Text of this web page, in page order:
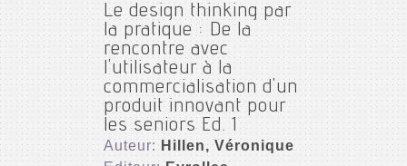
Le design thinking par
la pratique : De la
rencontre avec
l'utilisateur à la
commercialisation d'un
produit innovant pour
les seniors Ed. 1
Auteur: Hillen, Véronique